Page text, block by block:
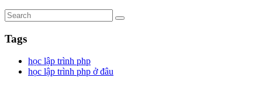
Tags
học lập trình php
học lập trình php ở đâu